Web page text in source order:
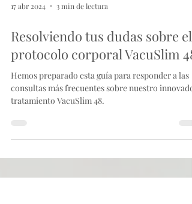
17 abr 2024 3 min de lectura
Resolviendo tus dudas sobre el
protocolo corporal VacuSlim 48
tratamiento VacuSlim 48.